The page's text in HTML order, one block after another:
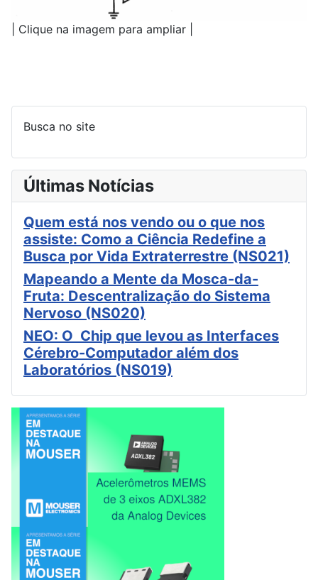
| Clique na imagem para ampliar |
Busca no site
Últimas Notícias
Quem está nos vendo ou o que nos
assiste: Como a Ciência Redefine a
Busca por Vida Extraterrestre (NS021)
Mapeando a Mente da Mosca-da-
Fruta: Descentralização do Sistema
Nervoso (NS020)
NEO: O Chip que levou as Interfaces
Cérebro-Computador além dos
Laboratórios (NS019)